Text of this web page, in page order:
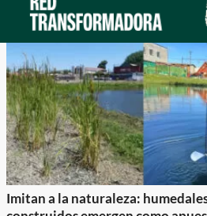
Imitan a la naturaleza: